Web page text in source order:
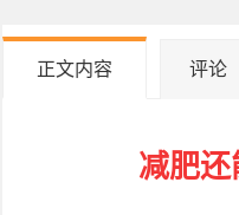
正文内容 评论
减肥